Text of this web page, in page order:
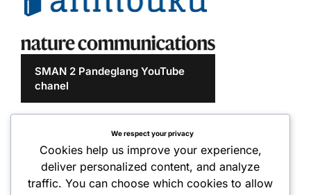
SMAN 2 Pandeglang YouTube
chanel
We respect your privacy
Cookies help us improve your experience,
deliver personalized content, and analyze
traffic. You can choose which cookies to allow